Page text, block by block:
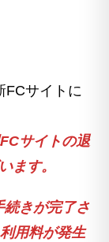
FCサイトに
サイトの退
ます。
きが完了さ
用料が発生